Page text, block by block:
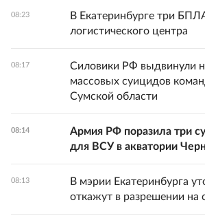
08:23
В Екатеринбурге три
логистического центра
08:17
Силовики РФ выдвинули
массовых суицидов
Сумской области
08:14
Армия РФ поразила три
для ВСУ в акватории
08:13
В мэрии Екатеринбурга
откажут в разрешении на